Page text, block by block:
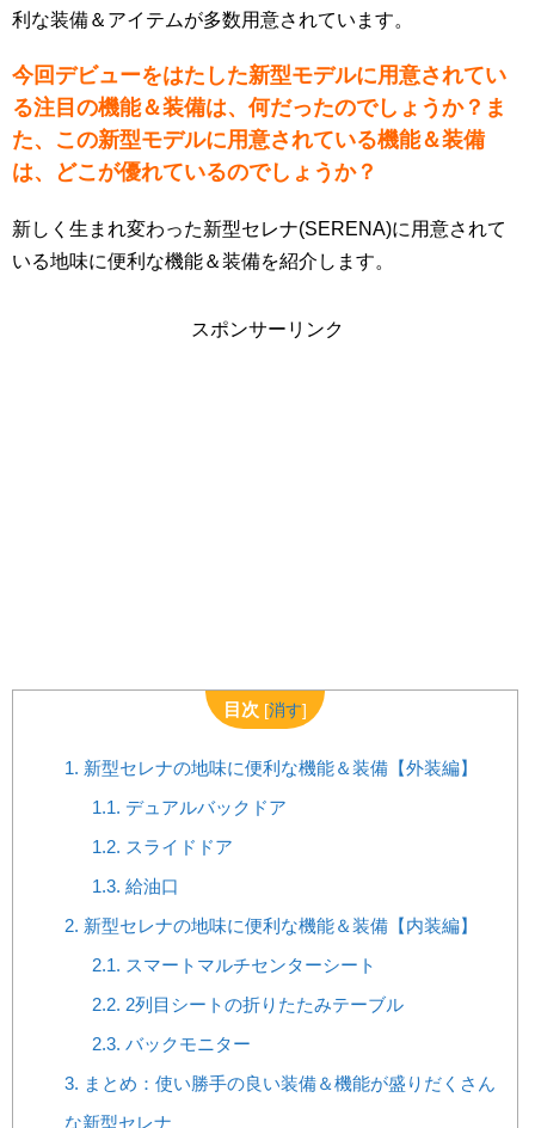
利な装備＆アイテムが多数用意されています。
今回デビューをはたした新型モデルに用意されてい
る注目の機能＆装備は、何だったのでしょうか？ま
た、この新型モデルに用意されている機能＆装備
は、どこが優れているのでしょうか？
新しく生まれ変わった新型セレナ(SERENA)に用意されて
いる地味に便利な機能＆装備を紹介します。
スポンサーリンク
目次 [消す]
1. 新型セレナの地味に便利な機能＆装備【外装編】
1.1. デュアルバックドア
1.2. スライドドア
1.3. 給油口
2. 新型セレナの地味に便利な機能＆装備【内装編】
2.1. スマートマルチセンターシート
2.2. 2列目シートの折りたたみテーブル
2.3. バックモニター
3. まとめ：使い勝手の良い装備＆機能が盛りだくさん
な新型セレナ